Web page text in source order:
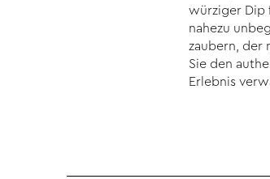
würziger Dip
nahezu
zaubern, der
Sie den
Erlebnis